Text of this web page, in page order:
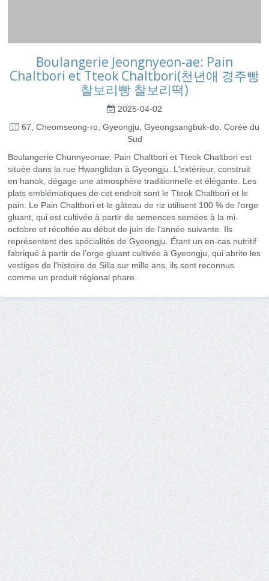
Boulangerie Jeongnyeon-ae: Pain
Chaltbori et Tteok Chaltbori(천년애 경주빵
찰보리빵 찰보리떡)
2025-04-02
67, Cheomseong-ro, Gyeongju, Gyeongsangbuk-do, Corée du
Sud
Boulangerie Chunnyeonae: Pain Chaltbori et Tteok Chaltbori est
située dans la rue Hwanglidan à Gyeongju. L'extérieur, construit
en hanok, dégage une atmosphère traditionnelle et élégante. Les
plats emblématiques de cet endroit sont le Tteok Chaltbori et le
pain. Le Pain Chaltbori et le gâteau de riz utilisent 100 % de l'orge
gluant, qui est cultivée à partir de semences semées à la mi-
octobre et récoltée au début de juin de l'année suivante. Ils
représentent des spécialités de Gyeongju. Étant un en-cas nutritif
fabriqué à partir de l’orge gluant cultivée à Gyeongju, qui abrite les
vestiges de l'histoire de Silla sur mille ans, ils sont reconnus
comme un produit régional phare.